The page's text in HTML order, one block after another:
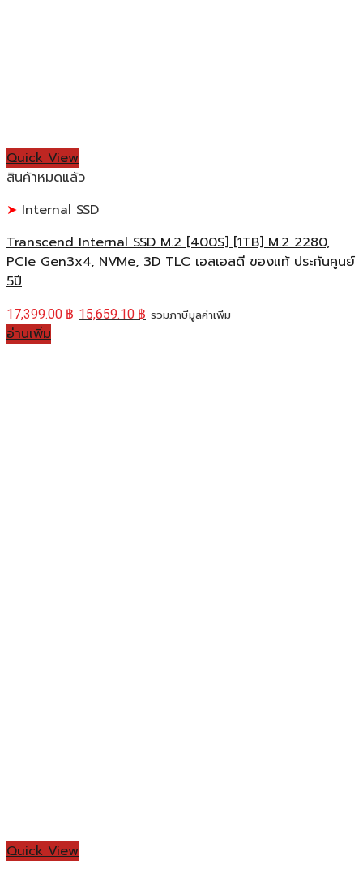
Quick View
สินค้าหมดแล้ว
Internal SSD
Transcend Internal SSD M.2 [400S] [1TB] M.2 2280,
PCIe Gen3x4, NVMe, 3D TLC เอสเอสดี ของแท้ ประกันศูนย์
5ปี
17,399.00฿ 15,659.10 ฿ รวมภาษีมูลค่าเพิ่ม
อ่านเพิ่ม
Quick View